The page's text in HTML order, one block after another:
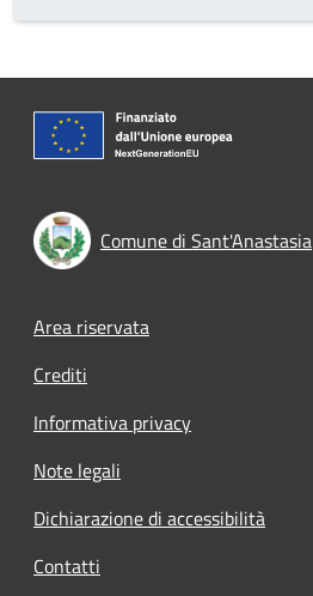
Comune di Sant'Anastasia
Footer menu
Area riservata
Crediti
Informativa privacy
Note legali
Dichiarazione di accessibilità
Contatti